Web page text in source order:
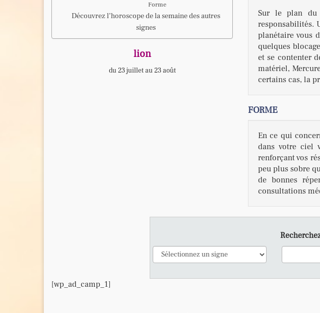
Forme
Découvrez l’horoscope de la semaine des autres
signes
lion
du 23 juillet au 23 août
Sur le plan du
responsabilités.
planétaire vous
quelques
et se contenter
matériel,
certains cas, la
FORME
En ce qui
dans votre ciel
renforçant vos
peu plus sobre
de bonnes
consultations
[wp_ad_camp_1]